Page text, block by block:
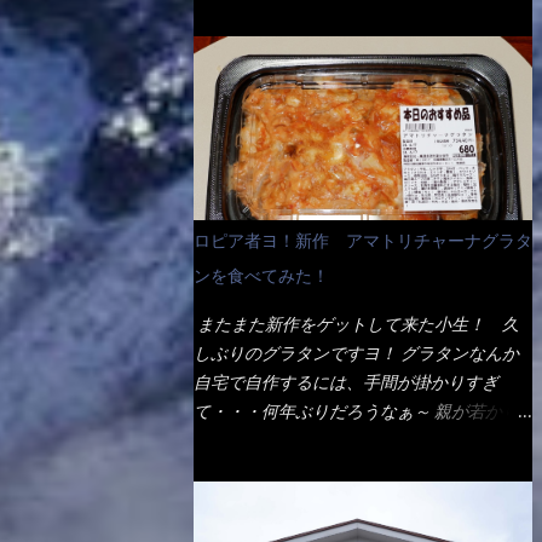
ほど茹で上げた状態です。 当家には、高齢
者がいるので少し柔らかく・・・ 茹で上が
った饂飩は、お店の饂飩に比べ＜細い＞で
す。 どちらかと云えば、稲庭饂飩的な太さ
ですね。 さてこれを、どの様に食べるか？
長葱無かったので、玉葱を刻んで八王子ラー
メン風月見つけうどん！ 冷やし釜あげうど
ん～です。 ラーメン丼に、冷水を軽く張っ
て饂飩を盛り付け、お椀に昆布出汁つゆと長
した。 良いじゃないか～...
が・・・今も変わらないと思うけど・・・
これが出てくると、カウンター中からOH～
と声が飛ぶ！ 写真は、キャベツ少なめでお
願いしています。 皿のサイズは、直径30cm
ほどあります。 そこにドカ盛のキャベツと
御飯にカレーがかかっています。 カレーは
辛く無く、食べやすいタイプです。 それじ
ゃ～カツは、ハムカツ程度の薄さだろう？と
思われるかもしれないが・・・違う！ チャ
も揚げたての熱々です。 これを難なく完食
出来なければ、漢では無い！と云っても過言
ではないだろう。 この他も、兎に角ボリュ
ーム満点で＜薄カツ＞と呼ばれるメニュー
が薄いから、2枚乗せにしたらしいけ
になった乾麺が普通でしょう。マルタイでは
＜棒状＞なのです。 素麺や日本蕎麦などの
乾麺と一緒ですね！ そんなマルタイ棒状ラ
ーメンを、OKストアで見かけ思わず手に取
って買い物篭へ 坦々まぜそばと＜数量限定
＞宮崎辛麺風ラーメン オーッといきなり私
の胃袋をグサッと・・・・ 棒状インスタン
トラーメンのデビューが決まりました。
か・ら・め・ん・辛麺！ 宮崎辛麺はチャル
メラや日清からも出されている、辛口のラー
メンじゃん！！ 酸っぱくしたら、酸辣湯
麺？なんてね。 よし今日のサラメシは、宮
崎辛麺にしよう！ それではまず袋を開ける
ない姿・・・何だかチョッと高級感的
な・・・だって透明なトレイに並んだ棒状麺
ロピア者ヨ！新作 アマトリチャーナグラタ
ンを食べてみた！
またまた新作をゲットして来た小生！ 久
しぶりのグラタンですヨ！ グラタンなんか
自宅で自作するには、手間が掛かりすぎ
て・・・何年ぶりだろうなぁ～ 親が若かり
らしいですよ！ 何処からの情報？ ウィキ